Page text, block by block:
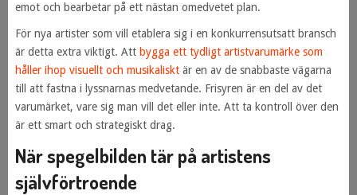
emot och bearbetar på ett nästan omedvetet plan.
För nya artister som vill etablera sig i en konkurrensutsatt bransch
är detta extra viktigt. Att bygga ett tydligt artistvarumärke som
håller ihop visuellt och musikalisktär en av de snabbaste vägarna
till att fastna i lyssnarnas medvetande. Frisyren är en del av det
varumärket, vare sig man vill det eller inte. Att ta kontroll över den
är ett smart och strategiskt drag.
När spegelbilden tär på artistens
självförtroende